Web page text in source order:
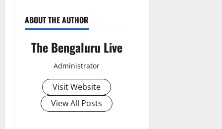
ABOUT THE AUTHOR
The Bengaluru Live
Administrator
Visit Website
View All Posts